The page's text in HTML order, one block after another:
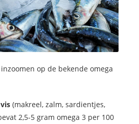
op de bekende omega
(makreel, zalm, sardientjes,
2,5-5 gram omega 3 per 100